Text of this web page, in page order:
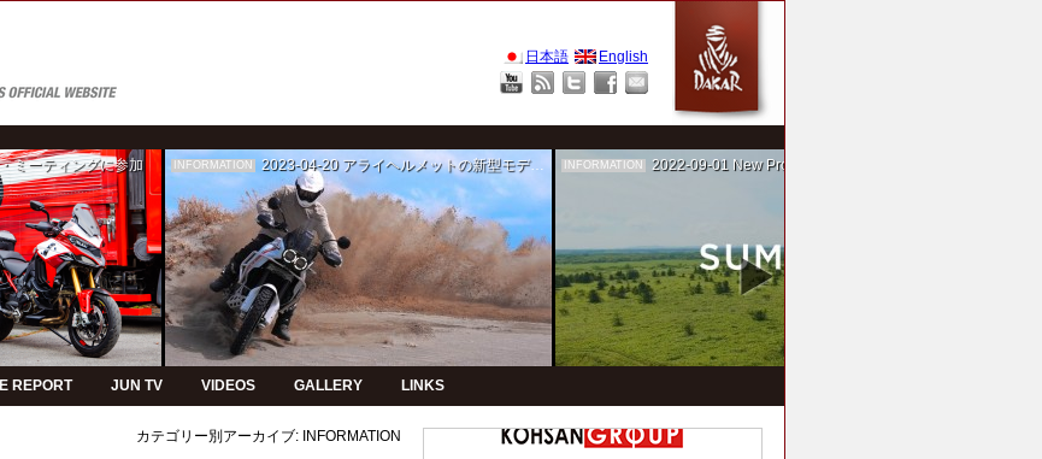
日本語 English
ミーティングに参加 INFORMATION 2023-04-20 アライヘルメットの新型モデルPVの制作を担当 INFORMATION 2022-09-01 New Project！ 未来SUMIKA実験箱
REPORT JUN TV VIDEOS GALLERY LINKS
カテゴリー別アーカイブ: INFORMATION